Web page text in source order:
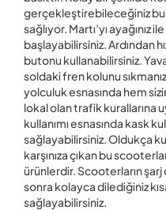
gerçekleştirebileceğiniz
sağlıyor. Martı’yı
başlayabilirsiniz. Ardından
butonu kullanabilirsiniz.
soldaki fren kolunu
yolculuk esnasında hem
lokal olan trafik kurallarına
kullanımı esnasında kask
sağlayabilirsiniz. Oldukça
karşınıza çıkan bu
ürünlerdir. Scooterların
sonra kolayca dilediğiniz
sağlayabilirsiniz.